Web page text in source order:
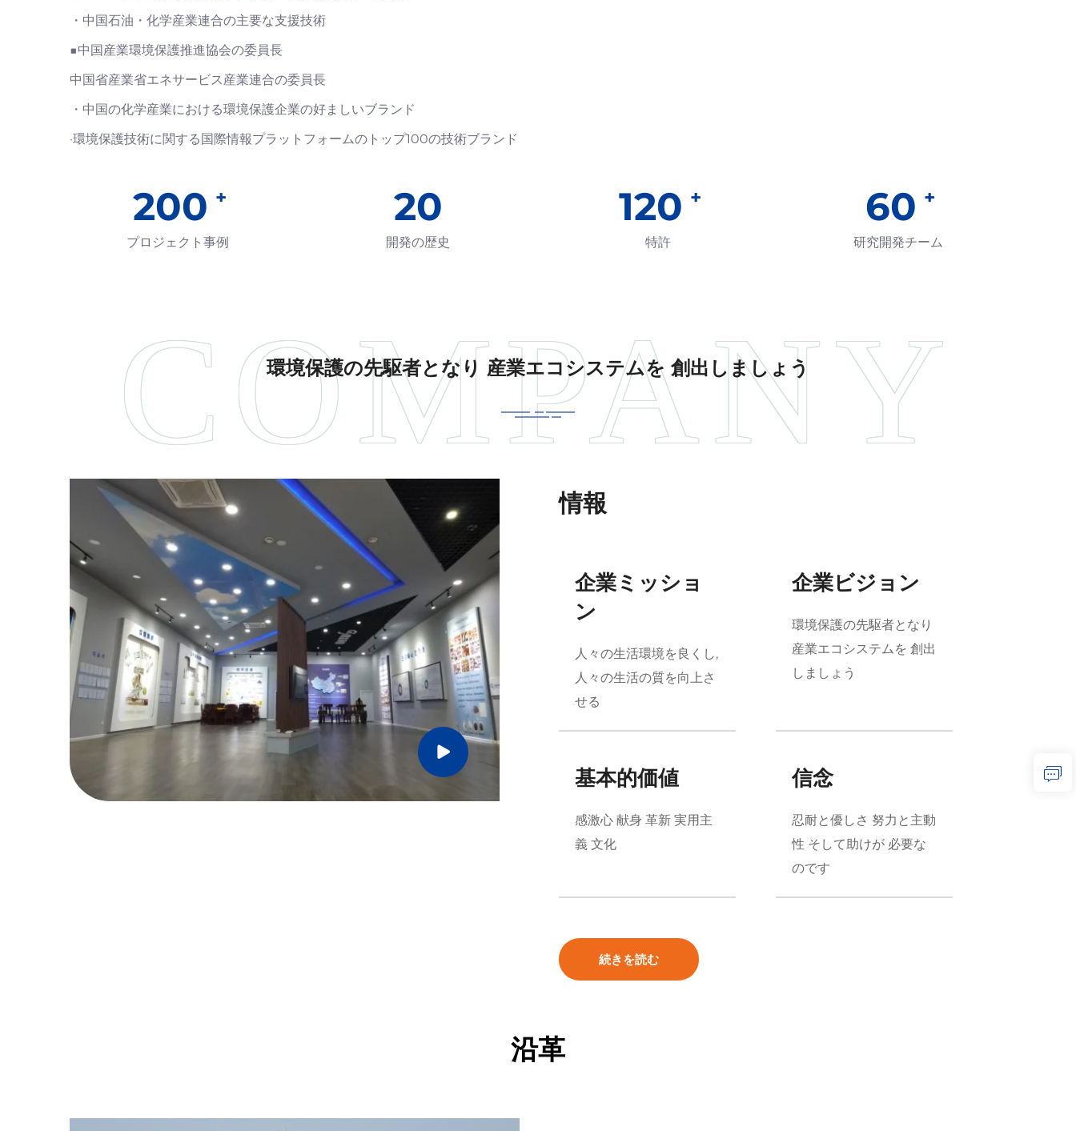
・中国石油・化学産業連合の主要な支援技術
■中国産業環境保護推進協会の委員長
中国省産業省エネサービス産業連合の委員長
・中国の化学産業における環境保護企業の好ましいブランド
·環境保護技術に関する国際情報プラットフォームのトップ100の技術ブランド
200
プロジェクト事例
20
開発の歴史
120
特許
60
研究開発チーム
環境保護の先駆者となり 産業エコシステムを 創出しましょう
情報
企業ミッショ
ン
人々の生活環境を良くし,
人々の生活の質を向上さ
せる
企業ビジョン
環境保護の先駆者となり
産業エコシステムを 創出
しましょう
基本的価値
感激心 献身 革新 実用主
義 文化
信念
忍耐と優しさ 努力と主動
性 そして助けが 必要な
のです
続きを読む
沿革